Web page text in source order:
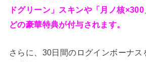
ドグリーン」スキンや「月ノ核
どの豪華特典が付与されます。
さらに、30日間のログインボーナス